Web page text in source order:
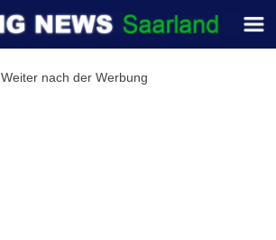
Weiter nach der Werbung